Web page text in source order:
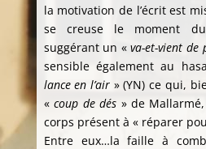
la motivation de l’écrit est
se creuse le moment du
suggérant un «va-et-vient de
sensible également au
lance en l’air » (YN) ce qui,
«coup de dés » de
corps présent à « réparer
Entre eux…la faille à